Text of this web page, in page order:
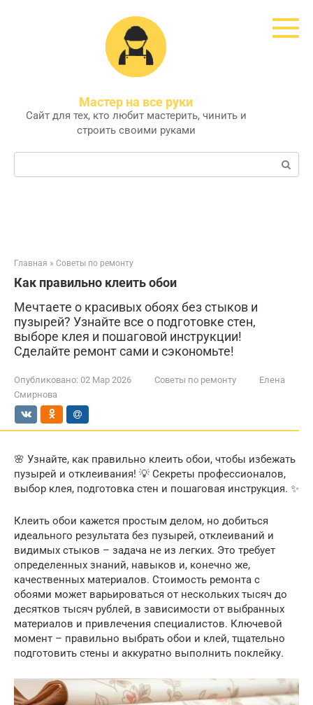
Мастер на все руки
Сайт для тех, кто любит мастерить, чинить и
строить своими руками
Поиск:
Главная » Советы по ремонту
Как правильно клеить обои
Мечтаете о красивых обоях без стыков и
пузырей? Узнайте все о подготовке стен,
выборе клея и пошаговой инструкции!
Сделайте ремонт сами и сэкономьте!
Опубликовано: 02 Мар 2026 Советы по ремонту
Елена
Смирнова
🌸 Узнайте, как правильно клеить обои, чтобы избежать
пузырей и отклеивания! 💡 Секреты профессионалов,
выбор клея, подготовка стен и пошаговая инструкция. ✨
Клеить обои кажется простым делом, но добиться
идеального результата без пузырей, отклеиваний и
видимых стыков – задача не из легких. Это требует
определенных знаний, навыков и, конечно же,
качественных материалов. Стоимость ремонта с
обоями может варьироваться от нескольких тысяч до
десятков тысяч рублей, в зависимости от выбранных
материалов и привлечения специалистов. Ключевой
момент – правильно выбрать обои и клей, тщательно
подготовить стены и аккуратно выполнить поклейку.